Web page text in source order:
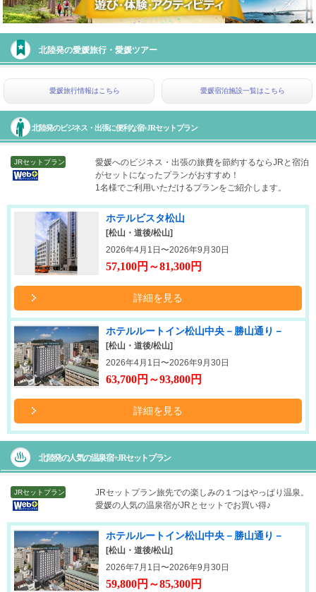
北陸発の愛媛旅行・愛媛ツアー
愛媛旅行情報はこちら 愛媛宿泊施設一覧はこちら
北陸発のビジネス・出張に便利な宿+JRセットプラン
JRセットプラン
愛媛へのビジネス・出張の旅費を節約するならJRと宿泊
がセットになったプランがおすすめ！
1名様でご利用いただけるプランをご紹介します。
ホテルビスタ松山
[松山・道後/松山]
2026年4月1日〜2026年9月30日
57,100円～81,300円
詳細を見る
ホテルルートイン松山中央－勝山通り－
[松山・道後/松山]
2026年4月1日〜2026年9月30日
63,700円～93,800円
詳細を見る
北陸発の人気の温泉宿+JRセットプラン
JRセットプラン JRセットプラン旅先での楽しみの１つはやっぱり温泉。
愛媛の人気の温泉宿がJRとセットでお買い得♪
ホテルルートイン松山中央－勝山通り－
[松山・道後/松山]
2026年7月1日〜2026年9月30日
59,800円～85,300円